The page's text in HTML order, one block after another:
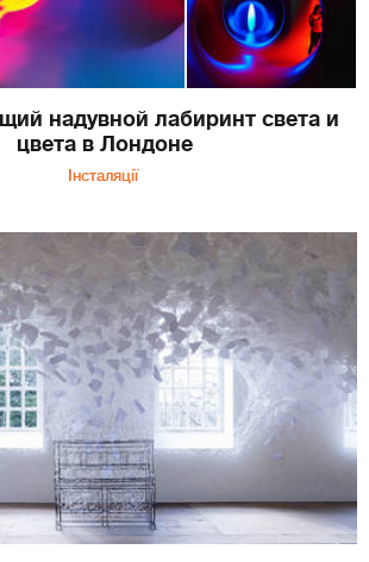
надувной лабиринт света и
цвета в Лондоне
Інсталяції